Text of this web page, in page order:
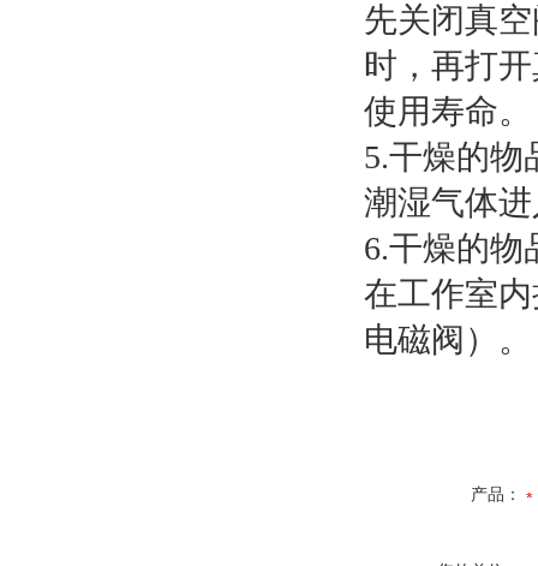
先关闭真
时，再打
使用寿命。
5.干燥的物
潮湿气体
6.干燥的物
在工作室
电磁阀）。
产品：